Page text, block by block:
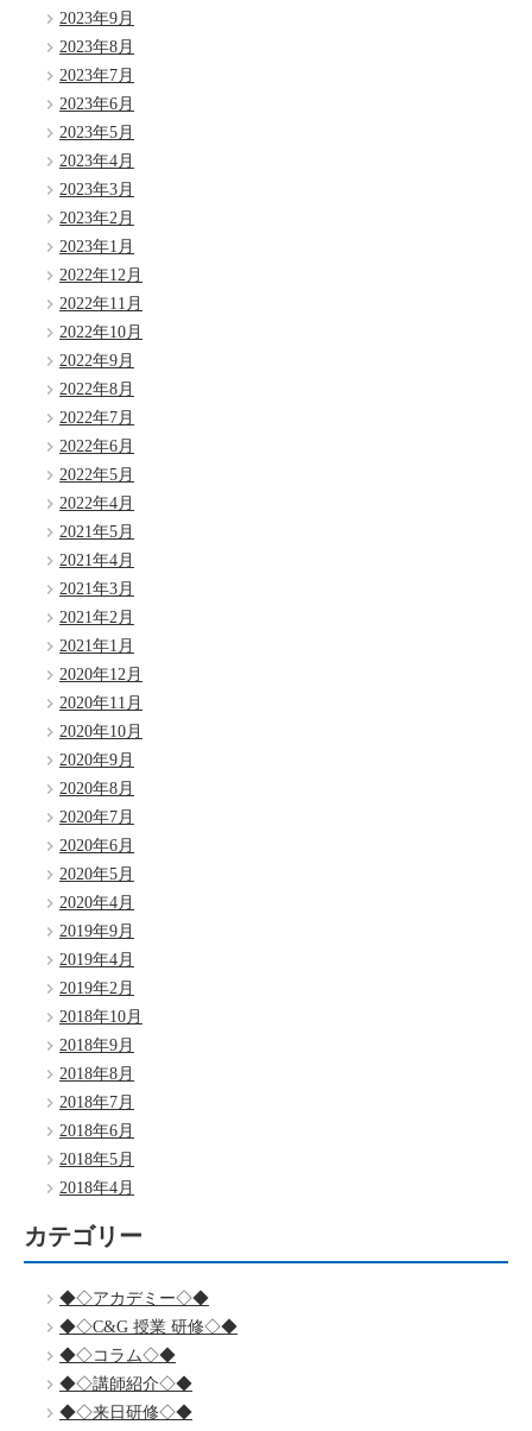
2023年9月
2023年8月
2023年7月
2023年6月
2023年5月
2023年4月
2023年3月
2023年2月
2023年1月
2022年12月
2022年11月
2022年10月
2022年9月
2022年8月
2022年7月
2022年6月
2022年5月
2022年4月
2021年5月
2021年4月
2021年3月
2021年2月
2021年1月
2020年12月
2020年11月
2020年10月
2020年9月
2020年8月
2020年7月
2020年6月
2020年5月
2020年4月
2019年9月
2019年4月
2019年2月
2018年10月
2018年9月
2018年8月
2018年7月
2018年6月
2018年5月
2018年4月
カテゴリー
◆◇アカデミー◇◆
◆◇C&G 授業 研修◇◆
◆◇コラム◇◆
◆◇講師紹介◇◆
◆◇来日研修◇◆